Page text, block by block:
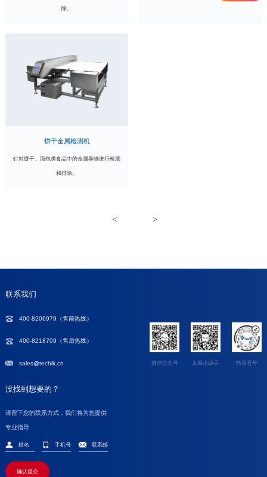
除。
饼干金属检测机
针对饼干、面包类食品中的金属异物进行检测
和排除。
< >
联系我们
400-8206979（售前热线）
400-8218709（售后热线）
sales@techik.cn 微信公众号 太易小助手 抖音官号
没找到想要的？
请留下您的联系方式，我们将为您提供
专业指导
确认提交